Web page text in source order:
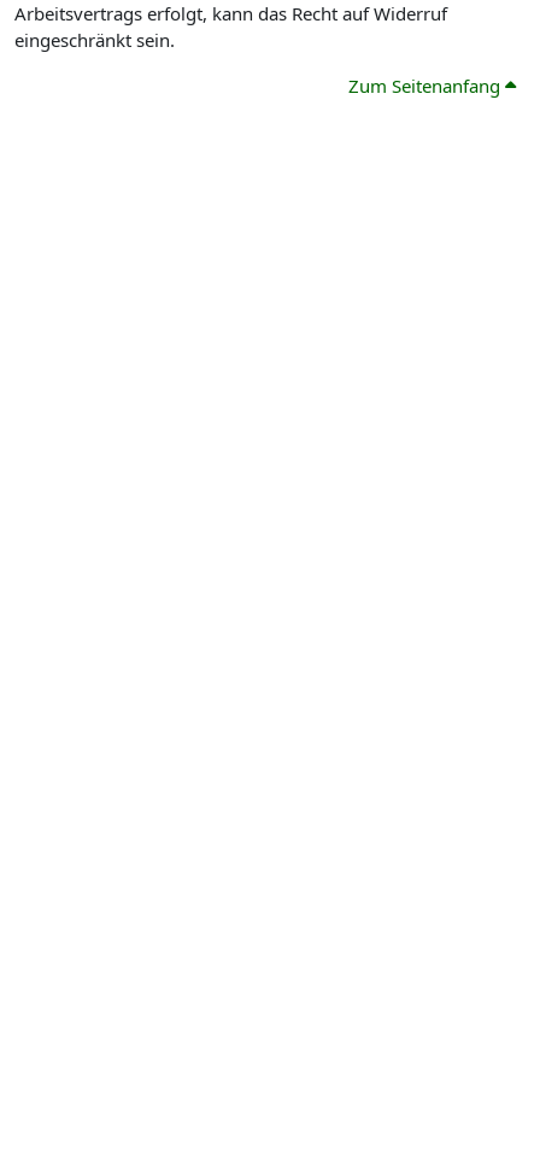
Arbeitsvertrags erfolgt, kann das Recht auf Widerruf
eingeschränkt sein.
Zum Seitenanfang